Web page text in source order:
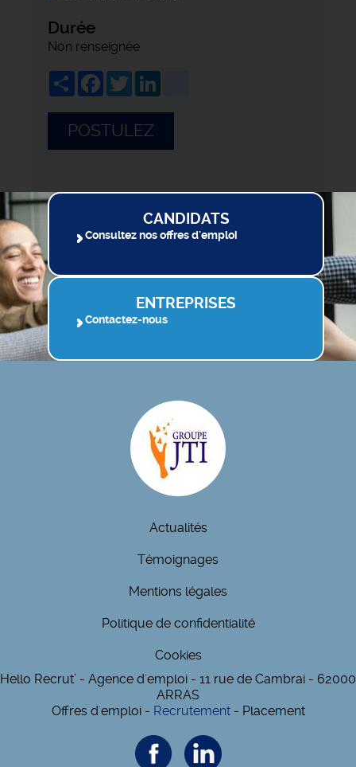
Durée
Non renseignée
ShareFacebook
Twitter
POSTULEZ
CANDIDATS
Consultez nos offres d'emploi
ENTREPRISES
Contactez-nous
Actualités
Témoignages
Mentions légales
Politique de confidentialité
Cookies
Hello Recrut’ - Agence d'emploi - 11 rue de Cambrai - 62000
ARRAS
Offres d'emploi - Recrutement- Placement